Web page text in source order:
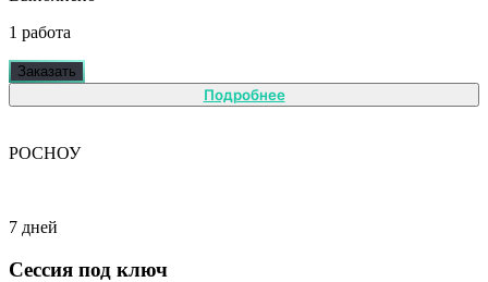
1 работа
Заказать
Подробнее
РОСНОУ
7 дней
Сессия под ключ